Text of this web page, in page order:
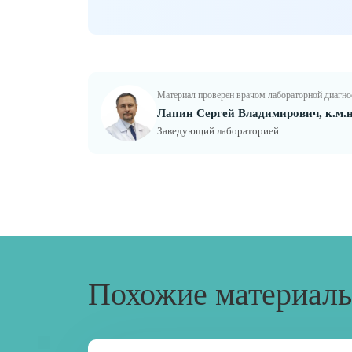
Материал проверен врачом лабораторной
Лапин Сергей Владимирович,
Заведующий лабораторией
Похожие